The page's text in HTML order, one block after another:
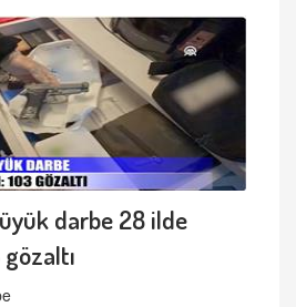
darbe 28 ilde